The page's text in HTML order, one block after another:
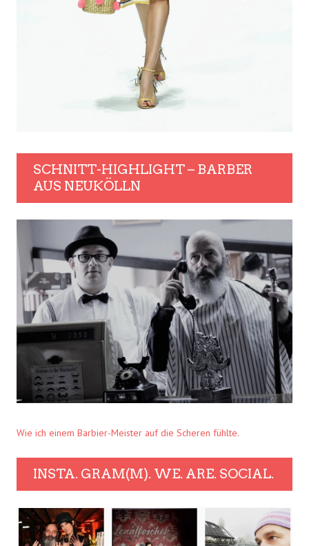
SCHNITT-HIGHLIGHT – BARBER
AUS NEUKÖLLN
Wie ich einem Barbier-Meister auf die Scheren fühlte.
INSTA. GRAM(M). WE. ARE. SOCIAL.